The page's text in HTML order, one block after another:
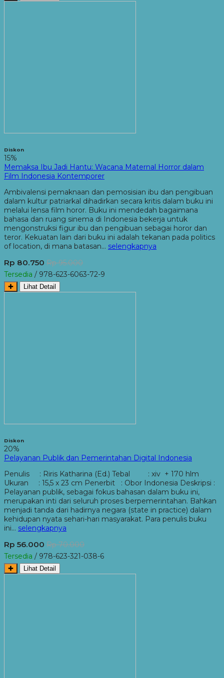
Diskon
15%
Memaksa Ibu Jadi Hantu: Wacana Maternal Horror dalam
Film Indonesia Kontemporer
Ambivalensi pemaknaan dan pemosisian ibu dan pengibuan
dalam kultur patriarkal dihadirkan secara kritis dalam buku ini
melalui lensa film horor. Buku ini mendedah bagaimana
bahasa dan ruang sinema di Indonesia bekerja untuk
mengonstruksi figur ibu dan pengibuan sebagai horor dan
teror. Kekuatan lain dari buku ini adalah tekanan pada politics
of location, di mana batasan… selengkapnya
Rp 80.750 Rp 95.000
Tersedia / 978-623-6063-72-9
✚ Lihat Detail
Diskon
20%
Pelayanan Publik dan Pemerintahan Digital Indonesia
Penulis : Riris Katharina (Ed.) Tebal : xiv + 170 hlm
Ukuran : 15,5 x 23 cm Penerbit : Obor Indonesia Deskripsi :
Pelayanan publik, sebagai fokus bahasan dalam buku ini,
merupakan inti dari seluruh proses berpemerintahan. Bahkan
menjadi tanda dari hadirnya negara (state in practice) dalam
kehidupan nyata sehari-hari masyarakat. Para penulis buku
ini… selengkapnya
Rp 56.000 Rp 70.000
Tersedia / 978-623-321-038-6
✚ Lihat Detail